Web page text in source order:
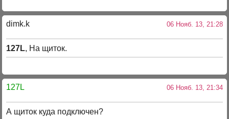
dimk.k 06 Нояб. 13, 21:28
127L, На щиток.
127L 06 Нояб. 13, 21:34
А щиток куда подключен?